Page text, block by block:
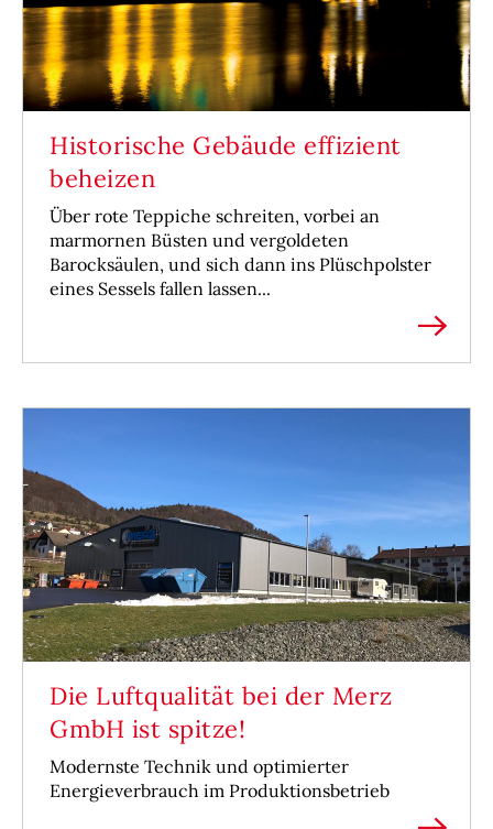
Historische Gebäude effizient
beheizen
Über rote Teppiche schreiten, vorbei an
marmornen Büsten und vergoldeten
Barocksäulen, und sich dann ins Plüschpolster
eines Sessels fallen lassen...
Die Luftqualität bei der Merz
GmbH ist spitze!
Modernste Technik und optimierter
Energieverbrauch im Produktionsbetrieb